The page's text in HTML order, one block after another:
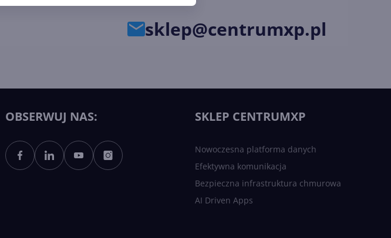
sklep@centrumxp.pl
OBSERWUJ NAS: SKLEP CENTRUMXP
Nowoczesna platforma danych
Efektywna komunikacja
Bezpieczna infrastruktura chmurowa
AI Driven Apps